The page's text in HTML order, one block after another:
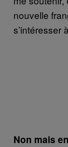
nouvelle
s’intéresser
Non mais